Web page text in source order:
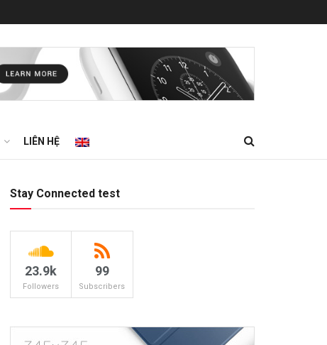
LIÊN HỆ
Stay Connected test
23.9k
Followers
99
Subscribers